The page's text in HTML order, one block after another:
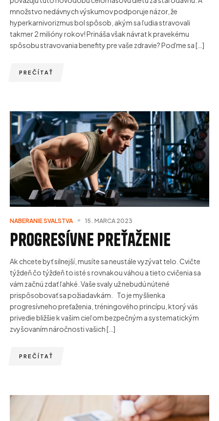
množstvo nedávnych výskumov podporuje názor, že
hyperkarnivorizmus bol spôsob, akým sa ľudia stravovali
takmer 2 milióny rokov! Prináša však návrat k pravekému
spôsobu stravovania benefity pre vaše zdravie? Poďme sa […]
PREČÍTAŤ
NABERANIE SVALSTVA 15. MARCA 2023
Progresívne preťaženie
Ak chcete byť silnejší, musíte sa neustále vyzývat telo. Cvičte
týždeň čo týždeň to isté s rovnakou váhou a tieto cvičenia sa
vám začnú zdať ľahké. Vaše svaly už nebudú nútené
prispôsobovať sa požiadavkám. To je myšlienka
progresívneho preťaženia, tréningového princípu, ktorý vás
privedie bližšie k vašim cieľom bezpečným a systematickým
zvyšovaním náročnosti vašich […]
PREČÍTAŤ